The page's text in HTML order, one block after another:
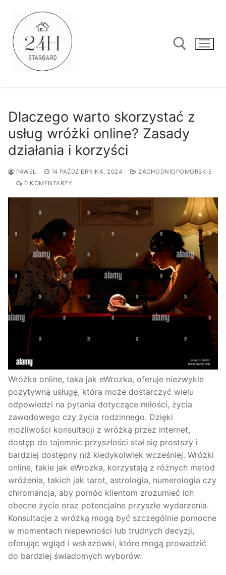
treści
Dlaczego warto skorzystać z
usług wróżki online? Zasady
działania i korzyści
PAWEŁ 14 PAŹDZIERNIKA, 2024
ZACHODNIOPOMORSKIE
0 KOMENTARZY
Wróżka online, taka jak eWrozka, oferuje niezwykle
pozytywną usługę, która może dostarczyć wielu
odpowiedzi na pytania dotyczące miłości, życia
zawodowego czy życia rodzinnego. Dzięki
możliwości konsultacji z wróżką przez internet,
dostęp do tajemnic przyszłości stał się prostszy i
bardziej dostępny niż kiedykolwiek wcześniej. Wróżki
online, takie jak eWrozka, korzystają z różnych metod
wróżenia, takich jak tarot, astrologia, numerologia czy
chiromancja, aby pomóc klientom zrozumieć ich
obecne życie oraz potencjalne przyszłe wydarzenia.
Konsultacje z wróżką mogą być szczególnie pomocne
w momentach niepewności lub trudnych decyzji,
oferując wgląd i wskazówki, które mogą prowadzić
do bardziej świadomych wyborów.